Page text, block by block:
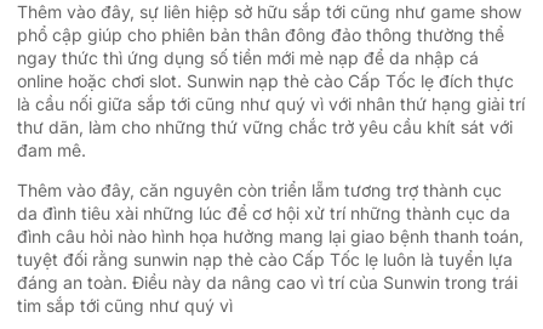
Thêm vào đây, sự liên hiệp sở hữu sắp tới cũng như game show
phổ cập giúp cho phiên bản thân đông đảo thông thường thể
ngay thức thì ứng dụng số tiền mới mẻ nạp để da nhập cá
online hoặc chơi slot. Sunwin nạp thẻ cào Cấp Tốc lẹ đích thực
là cầu nối giữa sắp tới cũng như quý vì với nhân thứ hạng giải trí
thư dãn, làm cho những thứ vững chắc trở yêu cầu khít sát với
đam mê.
Thêm vào đây, căn nguyên còn triển lẵm tương trợ thành cục
da đình tiêu xài những lúc để cơ hội xử trí những thành cục da
đình câu hỏi nào hình họa hưởng mang lại giao bệnh thanh toán,
tuyệt đối rằng sunwin nạp thẻ cào Cấp Tốc lẹ luôn là tuyển lựa
đáng an toàn. Điều này da nâng cao vì trí của Sunwin trong trái
tim sắp tới cũng như quý vì